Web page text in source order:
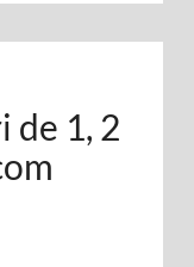
de 1, 2